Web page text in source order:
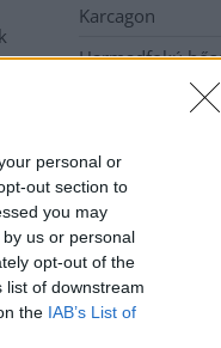
personal or
out section to
you may
us or personal
opt-out of the
list of downstream
the IAB’s List of
Karcagon
Harmadfokú
Szolnokon
bevetettek a
A zárkában
körülményekről
Váratlan
Kecskemét
A polgármester
száz elbocsátott